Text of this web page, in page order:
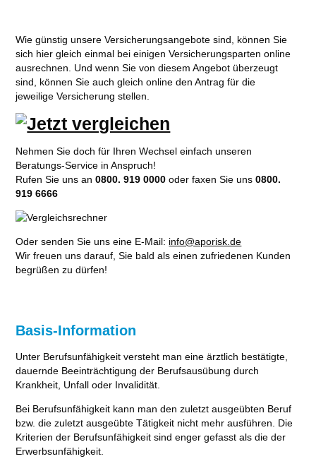
Wie günstig unsere Versicherungsangebote sind, können Sie
sich hier gleich einmal bei einigen Versicherungsparten online
ausrechnen. Und wenn Sie von diesem Angebot überzeugt
sind, können Sie auch gleich online den Antrag für die
jeweilige Versicherung stellen.
Nehmen Sie doch für Ihren Wechsel einfach unseren
Beratungs-Service in Anspruch!
Rufen Sie uns an0800. 919 0000 oder faxen Sie uns0800.
919 6666
Oder senden Sie uns eine E-Mail: info@aporisk.de
Wir freuen uns darauf, Sie bald als einen zufriedenen Kunden
begrüßen zu dürfen!
Basis-Information
Unter Berufsunfähigkeit versteht man eine ärztlich bestätigte,
dauernde Beeinträchtigung der Berufsausübung durch
Krankheit, Unfall oder Invalidität.
Bei Berufsunfähigkeit kann man den zuletzt ausgeübten Beruf
bzw. die zuletzt ausgeübte Tätigkeit nicht mehr ausführen. Die
Kriterien der Berufsunfähigkeit sind enger gefasst als die der
Erwerbsunfähigkeit.